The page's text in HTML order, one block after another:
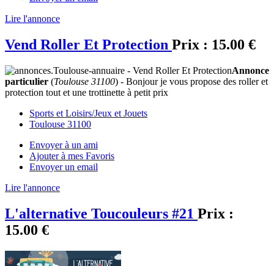
Lire l'annonce
Vend Roller Et Protection Prix : 15.00 €
Annonce
particulier (Toulouse 31100) - Bonjour je vous propose des roller et
protection tout et une trottinette à petit prix
Sports et Loisirs/Jeux et Jouets
Toulouse 31100
Envoyer à un ami
Ajouter à mes Favoris
Envoyer un email
Lire l'annonce
L'alternative Toucouleurs #21 Prix :
15.00 €